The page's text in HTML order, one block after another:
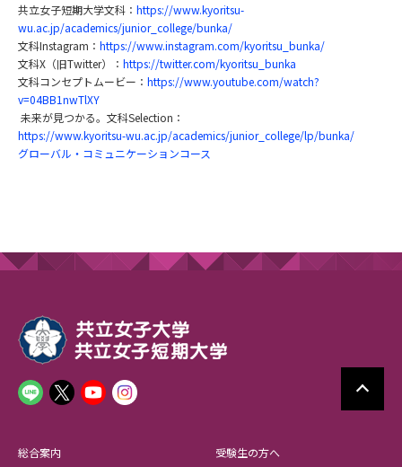
共立女子短期大学文科： https://www.kyoritsu-
wu.ac.jp/academics/junior_college/bunka/
文科Instagram： https://www.instagram.com/kyoritsu_bunka/
文科X（旧Twitter）： https://twitter.com/kyoritsu_bunka
文科コンセプトムービー： https://www.youtube.com/watch?
v=04BB1nwTlXY
未来が見つかる。文科Selection：
https://www.kyoritsu-wu.ac.jp/academics/junior_college/lp/bunka/
グローバル・コミュニケーションコース
総合案内 受験生の方へ